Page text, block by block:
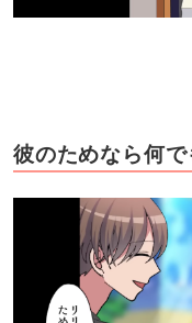
彼のためなら何